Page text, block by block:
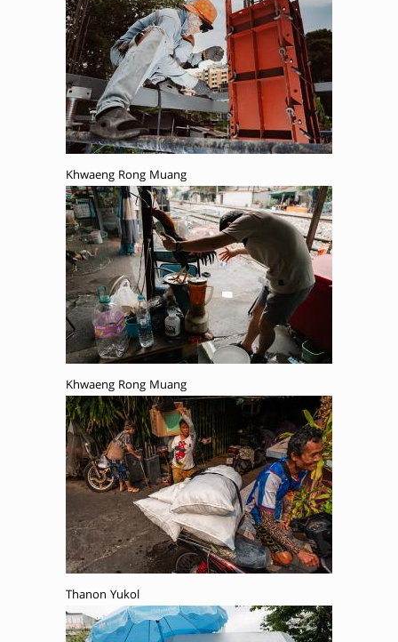
Khwaeng Rong Muang
Khwaeng Rong Muang
Thanon Yukol